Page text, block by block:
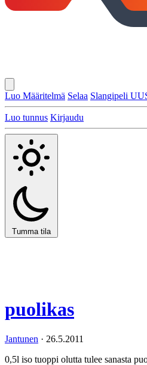
Luo Määritelmä Selaa Slangipeli
Luo tunnus Kirjaudu
Tumma tila
puolikas
Jantunen · 26.5.2011
0,5l iso tuoppi olutta tulee sanasta